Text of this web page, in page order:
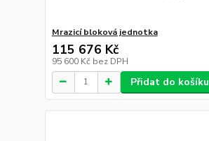
Mrazicí bloková jednotka
115 676 Kč
95 600 Kč bez DPH
Přidat do košíku